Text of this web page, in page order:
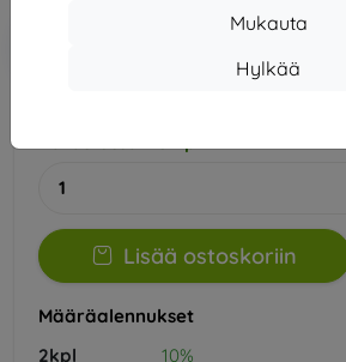
Mukauta
Hylkää
Alennus kupongilla
Lisää ostoskoriin
Määräalennukset
2kpl
10%